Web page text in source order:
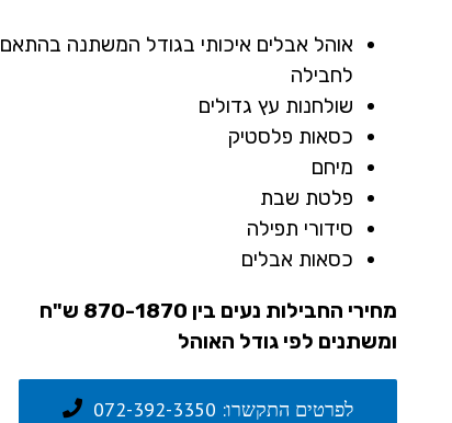
אוהל אבלים איכותי בגודל המשתנה בהתאם
לחבילה
שולחנות עץ גדולים
כסאות פלסטיק
מיחם
פלטת שבת
סידורי תפילה
כסאות אבלים
מחירי החבילות נעים בין 870-1870 ש"ח
ומשתנים לפי גודל האוהל
לפרטים התקשרו: 072-392-3350